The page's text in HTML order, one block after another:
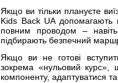
Якщо ви тільки плануєте
Kids Back UA допомагають
повним проводом –
підбирають безпечний
Якщо ви не готові
зокрема «нульовий курс»,
компоненту, адаптуватися